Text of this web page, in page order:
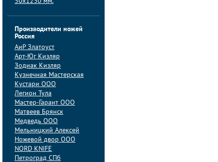
Производители ножей
Россия
АиP Златоуст
Арт-Юг Кизляр
Зодиак Кизляр
Кузнечная Мастерская
Кустари ООО
Легион Тула
Мастер-Гарант ООО
Матвеев Брянск
Медведь ООО
Мельницкий Алексей
Ножевой двор ООО
NORD KNIFE
Петроград СПб